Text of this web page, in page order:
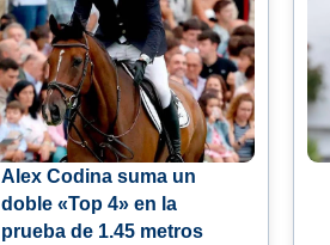
Alex Codina suma un
doble «Top 4» en la
prueba de 1.45 metros